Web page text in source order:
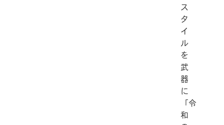
ス
タ
イ
ル
を
武
器
に
「令
和